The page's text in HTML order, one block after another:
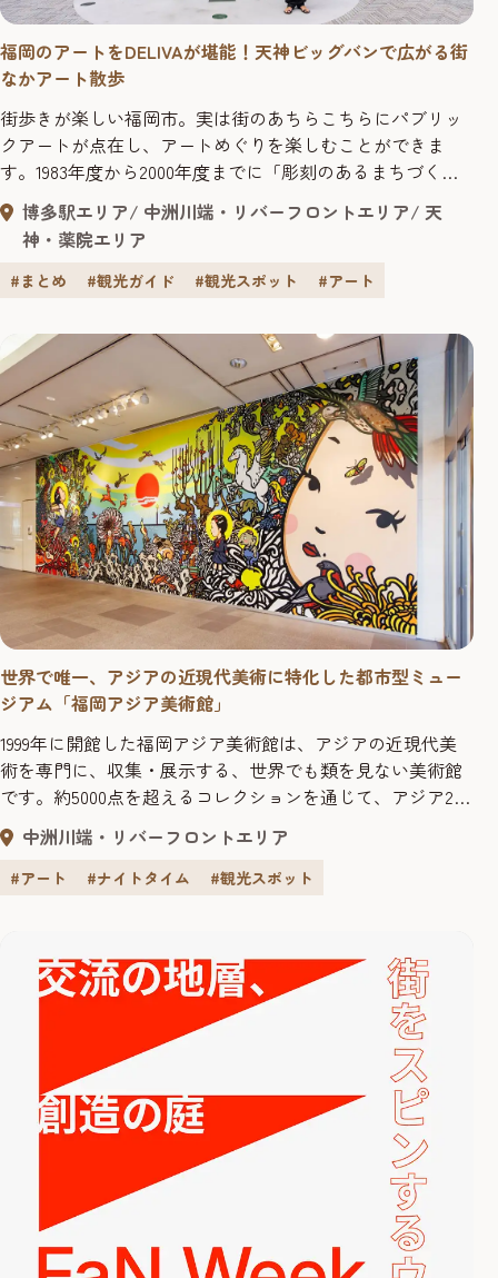
福岡のアートをDELIVAが堪能！天神ビッグバンで広がる街
なかアート散歩
街歩きが楽しい福岡市。実は街のあちらこちらにパブリッ
クアートが点在し、アートめぐりを楽しむことができま
す。1983年度から2000年度までに「彫刻のあるまちづくり
事業」が実施され、市内には25基の彫刻が設置されまし
た。さらに、近年では再開発「天神ビッグバン」により、
商業施設やオフィスビルの屋内外に新しいアートが続々登
場。街全体が“オープンミュージアム”のように彩られてい
博多駅エリア 中洲川端・リバーフロントエリア
天
神・薬院エリア
#まとめ #観光ガイド #観光スポット #アート
世界で唯一、アジアの近現代美術に特化した都市型ミュー
ジアム「福岡アジア美術館」
1999年に開館した福岡アジア美術館は、アジアの近現代美
術を専門に、収集・展示する、世界でも類を見ない美術館
です。約5000点を超えるコレクションを通じて、アジア23
カ国・地域の多様な芸術文化との出会いが楽しめます。 福
岡アジア美術館は改修工事のため、下記期間全面休館とな
ります。期間：2025年（令和7年）12月1日（月）～ 2026年
中洲川端・リバーフロントエリア
#アート #ナイトタイム #観光スポット